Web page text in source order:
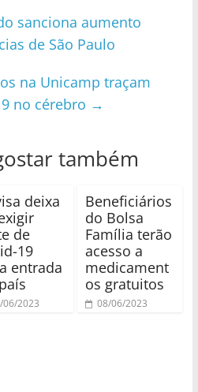
sanciona aumento
de São Paulo
na Unicamp traçam
no cérebro →
também
deixa
de
19
entrada
06/2023
Beneficiários
do Bolsa
Família terão
acesso a
medicament
os gratuitos
08/06/2023